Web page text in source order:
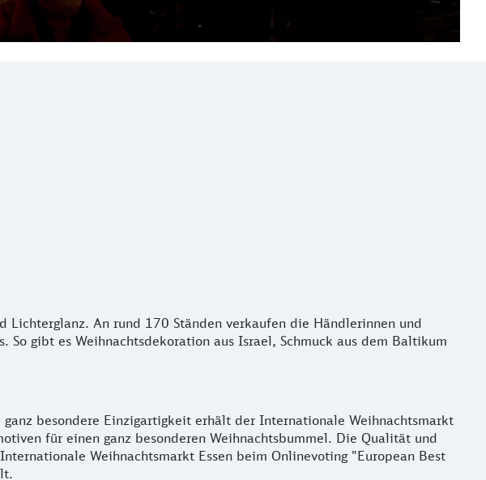
Lichterglanz. An rund 170 Ständen verkaufen die Händlerinnen und
gibt es Weihnachtsdekoration aus Israel, Schmuck aus dem Baltikum
besondere Einzigartigkeit erhält der Internationale Weihnachtsmarkt
für einen ganz besonderen Weihnachtsbummel. Die Qualität und
Weihnachtsmarkt Essen beim Onlinevoting "European Best